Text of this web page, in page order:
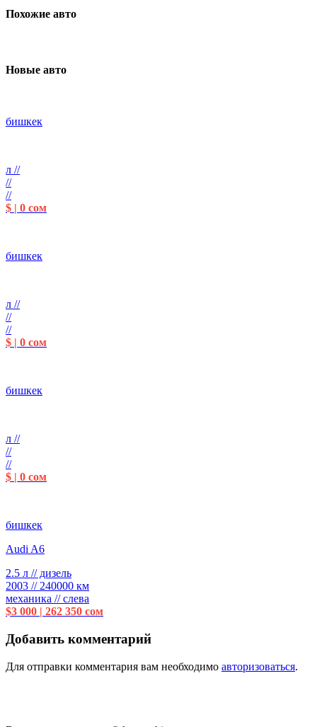
Похожие авто
Новые авто
бишкек
л //
//
//
$ | 0 сом
бишкек
л //
//
//
$ | 0 сом
бишкек
л //
//
//
$ | 0 сом
бишкек
Audi A6
2.5 л // дизель
2003 // 240000 км
механика // слева
$3 000 | 262 350 сом
Добавить комментарий
Для отправки комментария вам необходимо авторизоваться.